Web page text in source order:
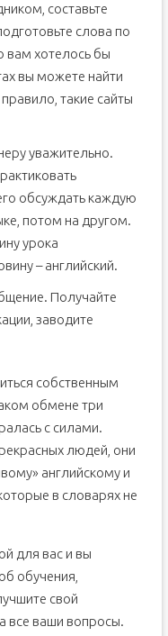
составьте
слова по
вам хотелось бы
вы можете найти
такие сайты
уважительно.
обсуждать каждую
потом на другом.
урока
– английский.
Получайте
заводите
собственным
обмене три
с силами.
людей, они
английскому и
в словарях не
для вас и вы
обучения,
свой
все ваши вопросы.